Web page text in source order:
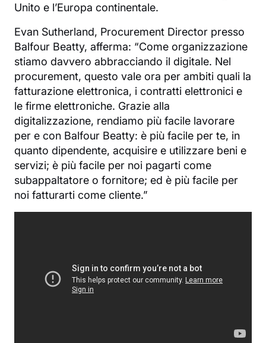
Unito e l’Europa continentale.
Evan Sutherland, Procurement Director presso
Balfour Beatty, afferma: “Come organizzazione
stiamo davvero abbracciando il digitale. Nel
procurement, questo vale ora per ambiti quali la
fatturazione elettronica, i contratti elettronici e
le firme elettroniche. Grazie alla
digitalizzazione, rendiamo più facile lavorare
per e con Balfour Beatty: è più facile per te, in
quanto dipendente, acquisire e utilizzare beni e
servizi; è più facile per noi pagarti come
subappaltatore o fornitore; ed è più facile per
noi fatturarti come cliente.”